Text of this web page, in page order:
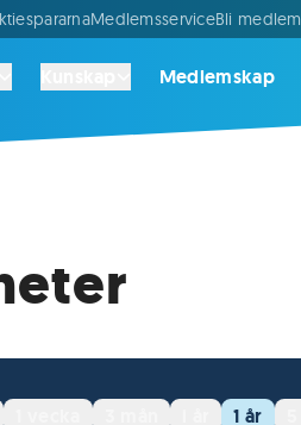
MedlemsserviceBli medlem
Medlemskap
1 år